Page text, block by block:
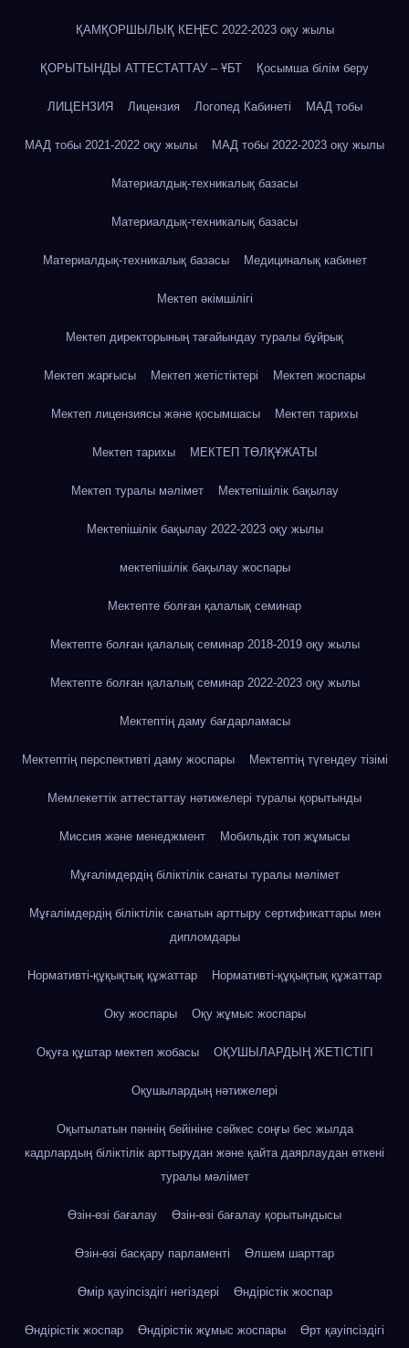
ҚАМҚОРШЫЛЫҚ КЕҢЕС 2022-2023 оқу жылы
ҚОРЫТЫНДЫ АТТЕСТАТТАУ – ҰБТ Қосымша білім беру
ЛИЦЕНЗИЯ Лицензия Логопед Кабинеті МАД тобы
МАД тобы 2021-2022 оқу жылы МАД тобы 2022-2023 оқу жылы
Материалдық-техникалық базасы
Материалдық-техникалық базасы
Материалдық-техникалық базасы Медициналық кабинет
Мектеп әкімшілігі
Мектеп директорының тағайындау туралы бұйрық
Мектеп жарғысы Мектеп жетістіктері Мектеп жоспары
Мектеп лицензиясы және қосымшасы Мектеп тарихы
Мектеп тарихы МЕКТЕП ТӨЛҚҰЖАТЫ
Мектеп туралы мәлімет Мектепішілік бақылау
Мектепішілік бақылау 2022-2023 оқу жылы
мектепішілік бақылау жоспары
Мектепте болған қалалық семинар
Мектепте болған қалалық семинар 2018-2019 оқу жылы
Мектепте болған қалалық семинар 2022-2023 оқу жылы
Мектептің даму бағдарламасы
Мектептің перспективті даму жоспары Мектептің түгендеу тізімі
Мемлекеттік аттестаттау нәтижелері туралы қорытынды
Миссия және менеджмент Мобильдік топ жұмысы
Мұғалімдердің біліктілік санаты туралы мәлімет
Мұғалімдердің біліктілік санатын арттыру сертификаттары мен
дипломдары
Нормативті-құқықтық құжаттар Нормативті-құқықтық құжаттар
Оку жоспары Оқу жұмыс жоспары
Оқуға құштар мектеп жобасы ОҚУШЫЛАРДЫҢ ЖЕТІСТІГІ
Оқушылардың нәтижелері
Оқытылатын пәннің бейініне сәйкес соңғы бес жылда
кадрлардың біліктілік арттырудан және қайта даярлаудан өткені
туралы мәлімет
Өзін-өзі бағалау Өзін-өзі бағалау қорытындысы
Өзін-өзі басқару парламенті Өлшем шарттар
Өмір қауіпсіздігі негіздері Өндірістік жоспар
Өндірістік жоспар Өндірістік жұмыс жоспары Өрт қауіпсіздігі